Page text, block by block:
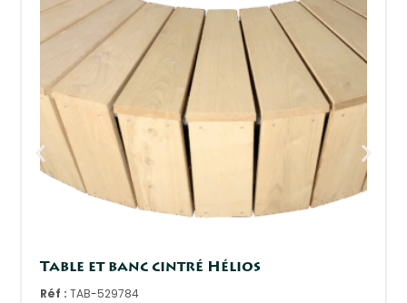
Table et banc cintré Hélios
Réf :TAB-529784